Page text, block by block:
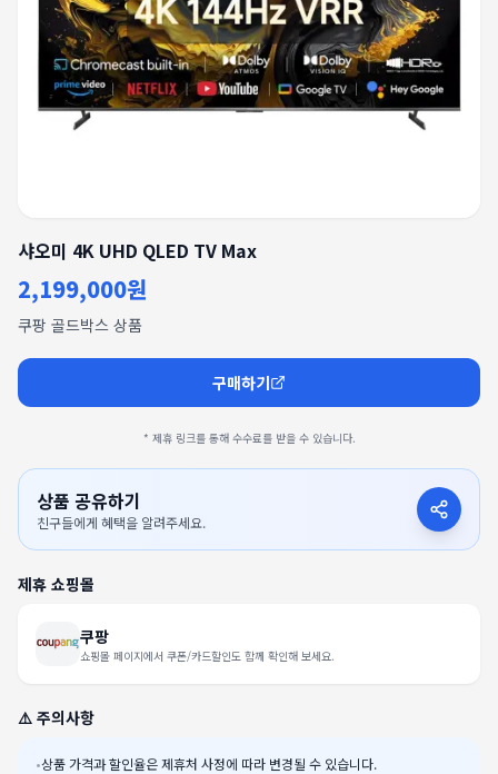
샤오미 4K UHD QLED TV Max
2,199,000원
쿠팡 골드박스 상품
구매하기
* 제휴 링크를 통해 수수료를 받을 수 있습니다.
상품 공유하기
친구들에게 혜택을 알려주세요.
제휴 쇼핑몰
쿠팡
쇼핑몰 페이지에서 쿠폰/카드할인도 함께 확인해 보세요.
⚠️ 주의사항
•상품 가격과 할인율은 제휴처 사정에 따라 변경될 수 있습니다.